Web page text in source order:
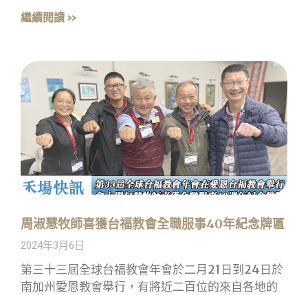
繼續閱讀 »
周淑慧牧師喜獲台福教會全職服事40年紀念牌匾
2024年3月6日
第三十三屆全球台福教會年會於二月21日到24日於
南加州愛恩教會舉行，有將近二百位的來自各地的